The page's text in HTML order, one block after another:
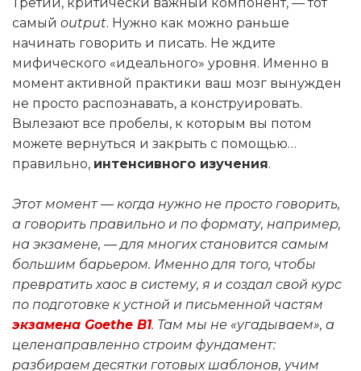
самый output. Нужно как можно раньше
начинать говорить и писать. Не ждите
мифического «идеального» уровня. Именно в
момент активной практики ваш мозг вынужден
не просто распознавать, а конструировать.
Вылезают все пробелы, к которым вы потом
можете вернуться и закрыть с помощью…
правильно, интенсивного изучения.
Этот момент — когда нужно не просто говорить,
а говорить правильно и по формату, например,
на экзамене, — для многих становится самым
большим барьером. Именно для того, чтобы
превратить хаос в систему, я и создал свой курс
по подготовке к устной и письменной частям
экзамена Goethe B1. Там мы не «угадываем», а
целенаправленно строим фундамент:
разбираем десятки готовых шаблонов, учим